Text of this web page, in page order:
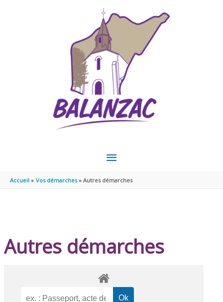
MENU
PRINCIPAL
Accueil Vos démarches Autres démarches
Autres démarches